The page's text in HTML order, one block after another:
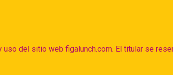
del sitio web figalunch.com. El titular se